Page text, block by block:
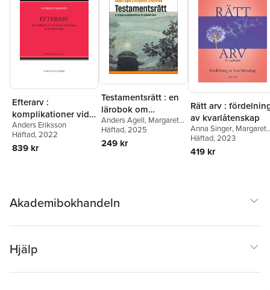
Efterarv :
komplikationer vid
slutlig fördelning av
kvarlåtenskap
Anders Eriksson
Häftad, 2022
839 kr
Testamentsrätt : en
lärobok om
rättshandlingar för
dödsfalls skull
Anders Agell, Margareta
Brattström
Häftad, 2025
249 kr
Rätt arv :
av kvarlåtenskap
Anna Singer, Margareta
Brattström
Häftad, 2023
419 kr
Akademibokhandeln
Hjälp